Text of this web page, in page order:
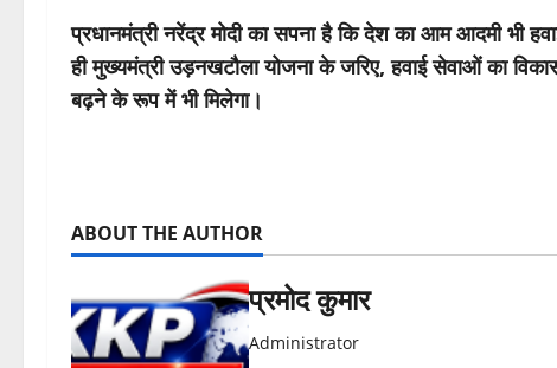
प्रधानमंत्री नरेंद्र मोदी का सपना है कि देश का आम आदमी भी
ही मुख्यमंत्री उड़नखटौला योजना के जरिए, हवाई सेवाओं का
बढ़ने के रूप में भी मिलेगा।
ABOUT THE AUTHOR
प्रमोद कुमार
Administrator